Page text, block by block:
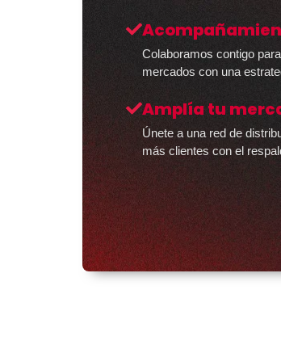
Colaboramos contigo
mercados con una
Amplía tu
Únete a una red de
más clientes con el